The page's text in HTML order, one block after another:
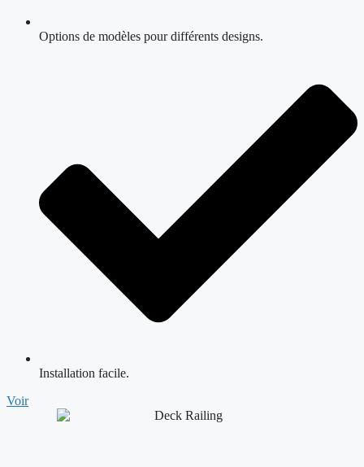
Options de modèles pour différents designs.
Installation facile.
Voir